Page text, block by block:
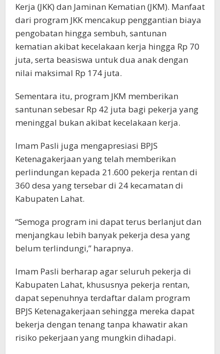
Kerja (JKK) dan Jaminan Kematian (JKM). Manfaat
dari program JKK mencakup penggantian biaya
pengobatan hingga sembuh, santunan
kematian akibat kecelakaan kerja hingga Rp 70
juta, serta beasiswa untuk dua anak dengan
nilai maksimal Rp 174 juta.
Sementara itu, program JKM memberikan
santunan sebesar Rp 42 juta bagi pekerja yang
meninggal bukan akibat kecelakaan kerja.
Imam Pasli juga mengapresiasi BPJS
Ketenagakerjaan yang telah memberikan
perlindungan kepada 21.600 pekerja rentan di
360 desa yang tersebar di 24 kecamatan di
Kabupaten Lahat.
“Semoga program ini dapat terus berlanjut dan
menjangkau lebih banyak pekerja desa yang
belum terlindungi,” harapnya.
Imam Pasli berharap agar seluruh pekerja di
Kabupaten Lahat, khususnya pekerja rentan,
dapat sepenuhnya terdaftar dalam program
BPJS Ketenagakerjaan sehingga mereka dapat
bekerja dengan tenang tanpa khawatir akan
risiko pekerjaan yang mungkin dihadapi.